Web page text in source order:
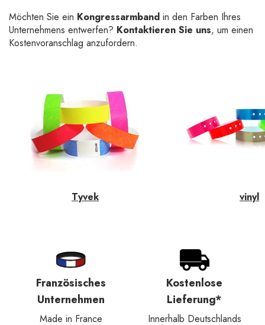
Möchten Sie ein Kongressarmband in den Farben Ihres
Unternehmens entwerfen? Kontaktieren Sie uns, um einen
Kostenvoranschlag anzufordern.
Tyvek vinyl
Französisches
Unternehmen
Made in France
Kostenlose
Lieferung*
Innerhalb Deutschlands